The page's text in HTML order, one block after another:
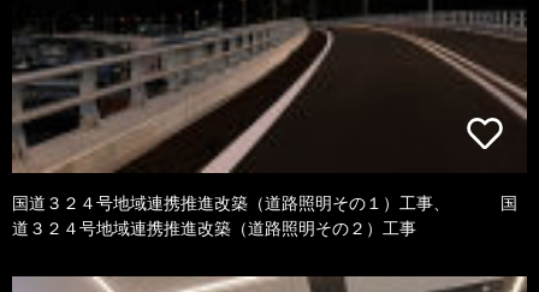
国道３２４号地域連携推進改築（道路照明その１）工事、 国
道３２４号地域連携推進改築（道路照明その２）工事